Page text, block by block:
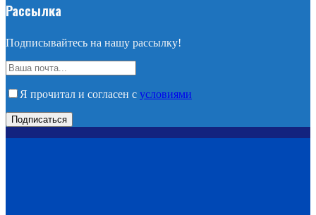
Рассылка
Подписывайтесь на нашу рассылку!
Я прочитал и согласен с условиями